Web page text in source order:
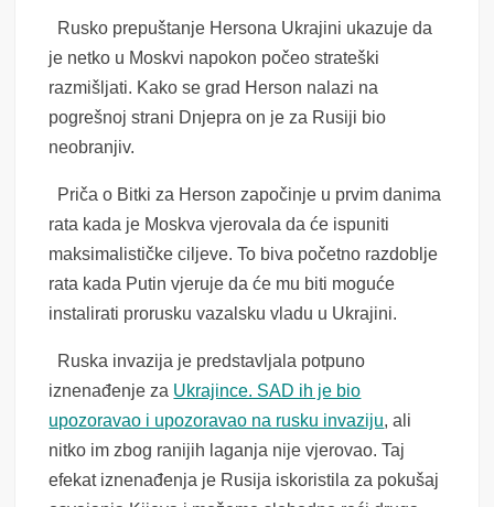
Rusko prepuštanje Hersona Ukrajini ukazuje da
je netko u Moskvi napokon počeo strateški
razmišljati. Kako se grad Herson nalazi na
pogrešnoj strani Dnjepra on je za Rusiji bio
neobranjiv.
Priča o Bitki za Herson započinje u prvim danima
rata kada je Moskva vjerovala da će ispuniti
maksimalističke ciljeve. To biva početno razdoblje
rata kada Putin vjeruje da će mu biti moguće
instalirati prorusku vazalsku vladu u Ukrajini.
Ruska invazija je predstavljala potpuno
iznenađenje za Ukrajince. SAD ih je bio
upozoravao i upozoravao na rusku invaziju, ali
nitko im zbog ranijih laganja nije vjerovao. Taj
efekat iznenađenja je Rusija iskoristila za pokušaj